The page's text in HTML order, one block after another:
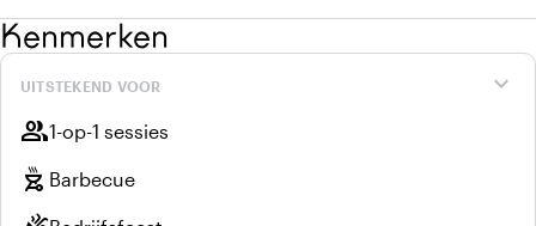
Kenmerken
expand_more
UITSTEKEND VOOR
group1-op-1 sessies
outdoor_grill Barbecue